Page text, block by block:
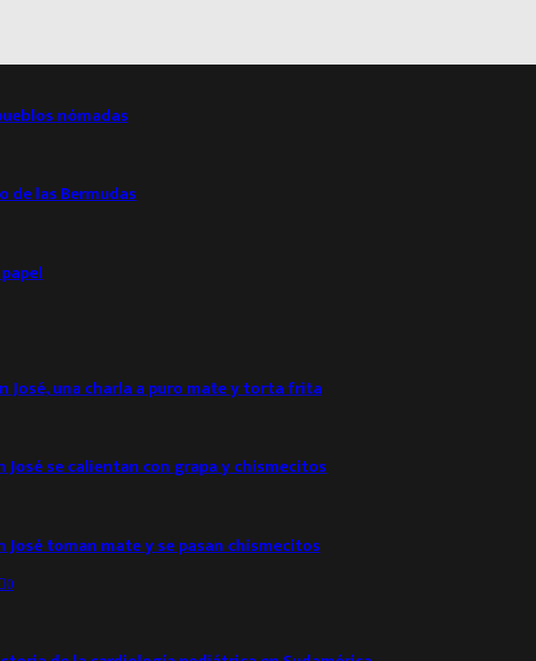
nómadas
de las Bermudas
José, una charla a puro mate y torta frita
José se calientan con grapa y chismecitos
José toman mate y se pasan chismecitos
0